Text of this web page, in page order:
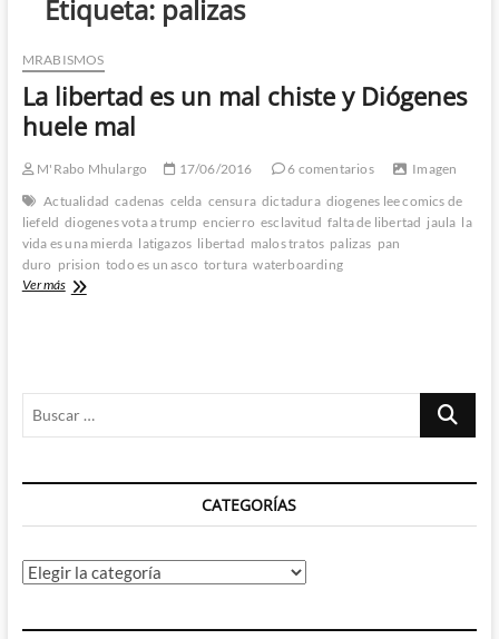
Etiqueta: palizas
MRABISMOS
La libertad es un mal chiste y Diógenes
huele mal
M'Rabo Mhulargo 17/06/2016 6 comentarios
Imagen
Actualidad cadenas celda censura dictadura diogenes lee comics de
liefeld diogenes vota a trump encierro esclavitud falta de libertad jaula la
vida es una mierda latigazos libertad malos tratos palizas pan
duro prision todo es un asco tortura waterboarding
Ver másLa
Diógenes
huele
Buscar
CATEGORÍAS
Categorías